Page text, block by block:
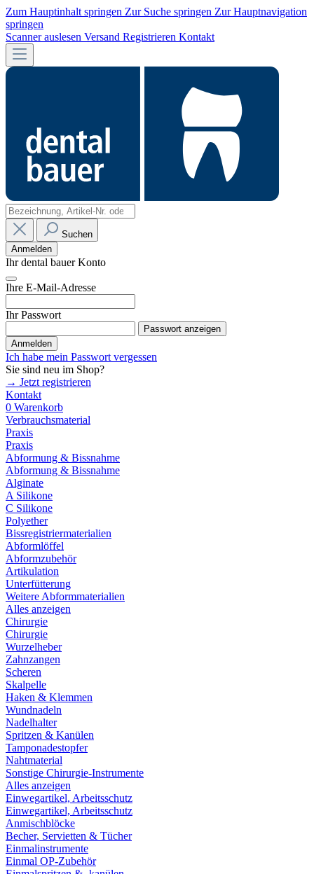
Zum Hauptinhalt springen Zur Suche springen Zur Hauptnavigation
springen
Scanner auslesen Versand Registrieren Kontakt
Suchen
Anmelden
Ihr dental bauer Konto
Ihre E-Mail-Adresse
Ihr Passwort
Passwort anzeigen
Anmelden
Ich habe mein Passwort vergessen
Sie sind neu im Shop?
→ Jetzt registrieren
Kontakt
0 Warenkorb
Verbrauchsmaterial
Praxis
Praxis
Abformung & Bissnahme
Abformung & Bissnahme
Alginate
A Silikone
C Silikone
Polyether
Bissregistriermaterialien
Abformlöffel
Abformzubehör
Artikulation
Unterfütterung
Weitere Abformmaterialien
Alles anzeigen
Chirurgie
Chirurgie
Wurzelheber
Zahnzangen
Scheren
Skalpelle
Haken & Klemmen
Wundnadeln
Nadelhalter
Spritzen & Kanülen
Tamponadestopfer
Nahtmaterial
Sonstige Chirurgie-Instrumente
Alles anzeigen
Einwegartikel, Arbeitsschutz
Einwegartikel, Arbeitsschutz
Anmischblöcke
Becher, Servietten & Tücher
Einmalinstrumente
Einmal OP-Zubehör